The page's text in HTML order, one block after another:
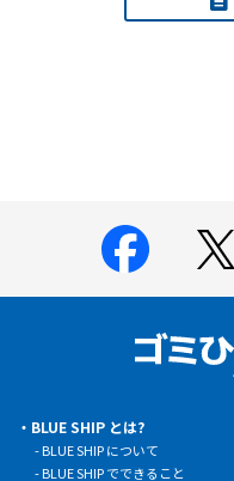
BLUE SHIP とは?
BLUE SHIP について
BLUE SHIP でできること